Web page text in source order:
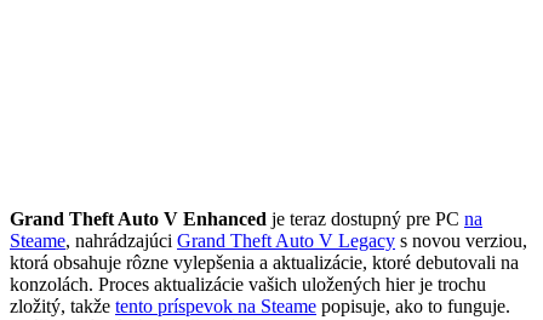
Grand Theft Auto V Enhanced je teraz dostupný pre PC na
Steame, nahrádzajúci Grand Theft Auto V Legacy s novou verziou,
ktorá obsahuje rôzne vylepšenia a aktualizácie, ktoré debutovali na
konzolách. Proces aktualizácie vašich uložených hier je trochu
zložitý, takže tento príspevok na Steame popisuje, ako to funguje.